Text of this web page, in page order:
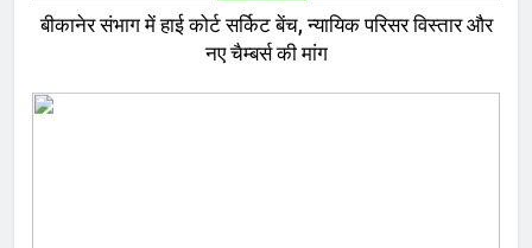
बीकानेर संभाग में हाई कोर्ट सर्किट बेंच, न्यायिक परिसर विस्तार और
नए चैम्बर्स की मांग